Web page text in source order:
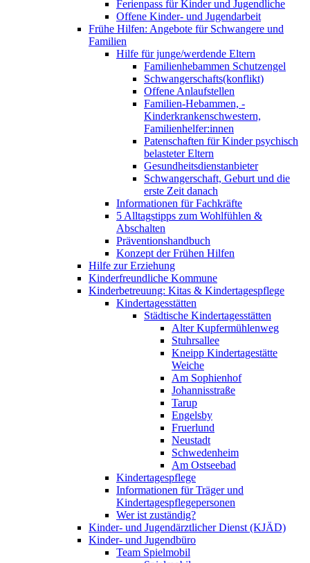
Ferienpass für Kinder und Jugendliche
Offene Kinder- und Jugendarbeit
Frühe Hilfen: Angebote für Schwangere und
Familien
Hilfe für junge/werdende Eltern
Familienhebammen Schutzengel
Schwangerschafts(konflikt)
Offene Anlaufstellen
Familien-Hebammen, -
Kinderkrankenschwestern,
Familienhelfer:innen
Patenschaften für Kinder psychisch
belasteter Eltern
Gesundheitsdienstanbieter
Schwangerschaft, Geburt und die
erste Zeit danach
Informationen für Fachkräfte
5 Alltagstipps zum Wohlfühlen &
Abschalten
Präventionshandbuch
Konzept der Frühen Hilfen
Hilfe zur Erziehung
Kinderfreundliche Kommune
Kinderbetreuung: Kitas & Kindertagespflege
Kindertagesstätten
Städtische Kindertagesstätten
Alter Kupfermühlenweg
Stuhrsallee
Kneipp Kindertagestätte
Weiche
Am Sophienhof
Johannisstraße
Tarup
Engelsby
Fruerlund
Neustadt
Schwedenheim
Am Ostseebad
Kindertagespflege
Informationen für Träger und
Kindertagespflegepersonen
Wer ist zuständig?
Kinder- und Jugendärztlicher Dienst (KJÄD)
Kinder- und Jugendbüro
Team Spielmobil